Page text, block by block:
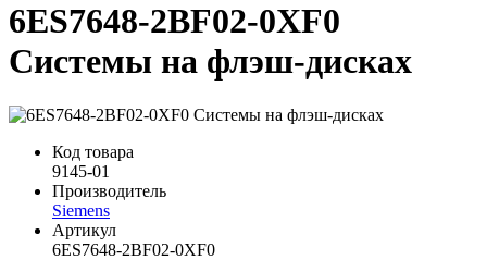
6ES7648-2BF02-0XF0
Системы на флэш-дисках
Код товара
9145-01
Производитель
Siemens
Артикул
6ES7648-2BF02-0XF0